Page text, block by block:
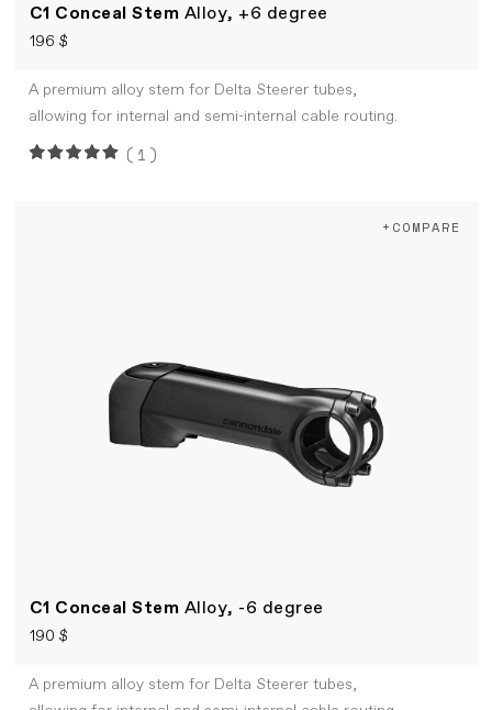
C1 Conceal Stem Alloy, +6 degree
196 $
A premium alloy stem for Delta Steerer tubes,
allowing for internal and semi-internal cable routing.
(1)
C1 Conceal Stem Alloy, -6 degree
190 $
+COMPARE
A premium alloy stem for Delta Steerer tubes,